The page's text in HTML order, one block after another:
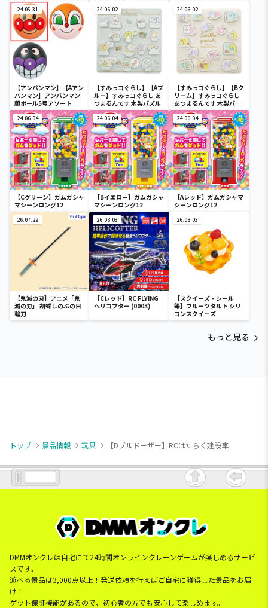
24.05.31
【アンパンマン】【Aアン
パンマン】アンパンマン
顔ボール5号アソート
24.06.02
【すみっコぐらし】【Aブ
ルー】すみっコぐらし あ
つまるんです 木製パズル
24.06.02
【すみっコぐらし】【Bク
リーム】すみっコぐらし
あつまるんです 木製パズ
ル
24.06.04
【Cグリーン】ガムガシャ
マシーンロング12
24.06.04
【Bイエロー】ガムガシャ
マシーンロング12
24.06.04
【Aレッド】ガムガシャマ
シーンロング12
26.07.29
【鬼滅の刃】アニメ「鬼
滅の刃」 胡蝶しのぶの日
輪刀
26.08.03
【Cレッド】RC FLYING
ヘリコプター (0003)
26.08.03
【スクイーズ・シール
等】フルーツタルト シリ
コンスクイーズ
もっと見る
トップ 景品情報 玩具 【Dブルドーザー】RCはたらく建設車
DMMオンクレは自宅にて24時間オンラインクレーンゲームが楽しめるサービ
スです。
遊べる景品は3,000点以上！発送依頼を行えばご自宅に獲得した景品をお届
け！
ゲット保証機能があるので、初心者の方でも安心して楽しめます。